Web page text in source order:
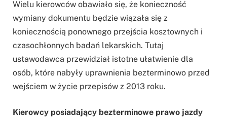
Wielu kierowców obawiało się, że konieczność
wymiany dokumentu będzie wiązała się z
koniecznością ponownego przejścia kosztownych i
czasochłonnych badań lekarskich. Tutaj
ustawodawca przewidział istotne ułatwienie dla
osób, które nabyły uprawnienia bezterminowo przed
wejściem w życie przepisów z 2013 roku.
Kierowcy posiadający bezterminowe prawo jazdy